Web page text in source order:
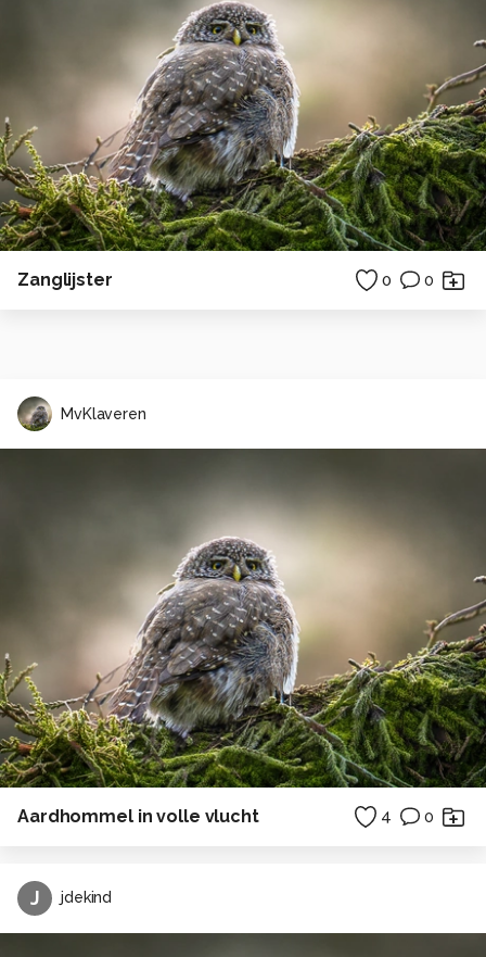
Zanglijster 0 0
MvKlaveren
Aardhommel in volle vlucht 4 0
J jdekind